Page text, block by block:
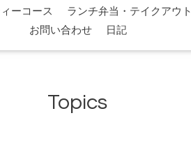
ーコース ランチ弁当・テイクアウト
お問い合わせ
日記
Topics